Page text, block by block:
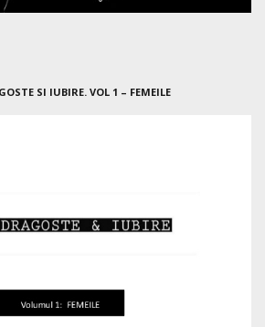
SI IUBIRE. VOL 1 – FEMEILE